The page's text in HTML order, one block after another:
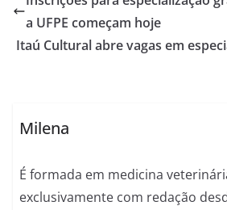
a UFPE começam hoje
Itaú Cultural abre vagas em
Milena
É formada em medicina
exclusivamente com redação